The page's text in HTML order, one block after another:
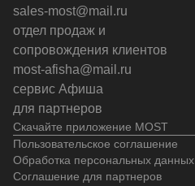
Скачайте приложение MOST
sales-most@mail.ru
отдел продаж и
сопровождения клиентов
most-afisha@mail.ru
сервис Афиша
для партнеров
Пользовательское соглашение
Обработка персональных данных
Соглашение для партнеров